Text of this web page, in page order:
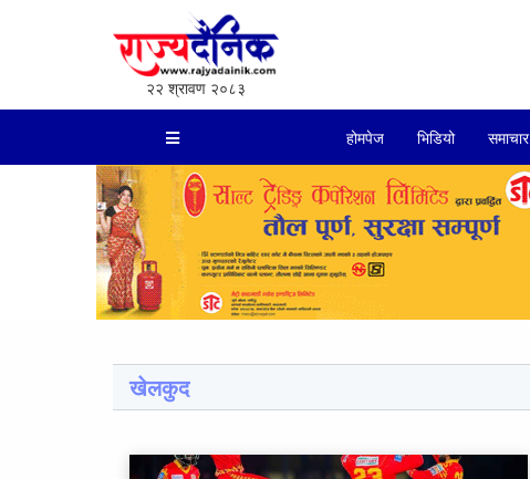
२२ श्रावण २०८३
होमपेज भिडियो समाचार
खेलकुद